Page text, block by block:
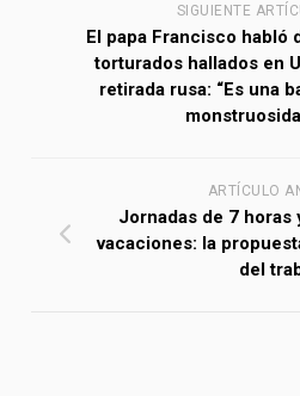
SIGUIENTE
El papa Francisco habló
torturados hallados en
retirada rusa: “Es una
ARTÍCULO
Jornadas de 7 horas
vacaciones: la
del